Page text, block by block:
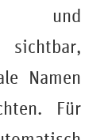
und
sichtbar,
Namen
Für